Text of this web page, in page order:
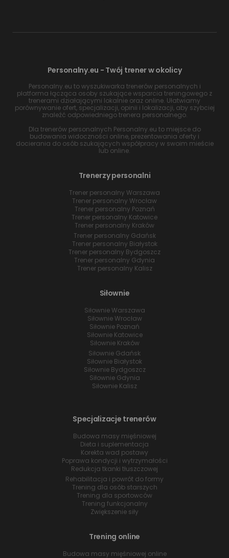
Personalny.eu - Twój trener w okolicy
Personalny.eu to wyszukiwarka trenerów personalnych i
platforma łącząca osoby szukające wsparcia treningowego z
trenerami działającymi lokalnie oraz online. Ułatwiamy
porównywanie ofert, specjalizacji, opinii i lokalizacji, aby szybciej
znaleźć odpowiedniego trenera personalnego.
Dla trenerów personalnych Personalny.eu to miejsce do
budowania widoczności online, prezentowania oferty i
docierania do osób szukających współpracy w swoim mieście
lub online.
Trenerzy personalni
Trener personalny Warszawa
Trener personalny Wrocław
Trener personalny Poznań
Trener personalny Katowice
Trener personalny Kraków
Trener personalny Gdańsk
Trener personalny Białystok
Trener personalny Bydgoszcz
Trener personalny Gdynia
Trener personalny Kalisz
Siłownie
Siłownie Warszawa
Siłownie Wrocław
Siłownie Poznań
Siłownie Katowice
Siłownie Kraków
Siłownie Gdańsk
Siłownie Białystok
Siłownie Bydgoszcz
Siłownie Gdynia
Siłownie Kalisz
Specjalizacje trenerów
Budowa masy mięśniowej
Dieta i suplementacja
Korekta wad postawy
Poprawa kondycji i wytrzymałości
Redukcja tkanki tłuszczowej
Rehabilitacja i powrót do formy
Trening dla osób starszych
Trening dla sportowców
Trening funkcjonalny
Zwiększenie siły
Trening online
Budowa masy mięśniowej online